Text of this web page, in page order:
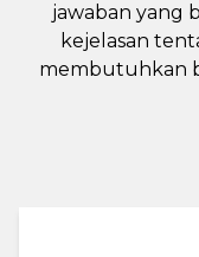
jawaban yang
kejelasan
membutuhkan